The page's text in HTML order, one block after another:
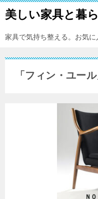
美しい家具と暮
家具で気持ち整える。お気に
「フィン・ユー